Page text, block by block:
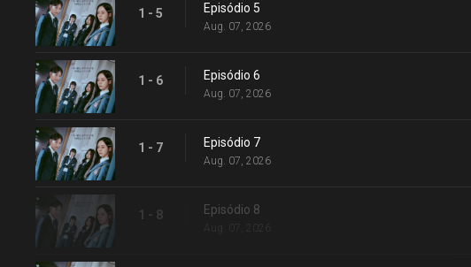
1 - 5 Episódio 5
Aug. 07, 2026
1 - 6 Episódio 6
Aug. 07, 2026
1 - 7 Episódio 7
Aug. 07, 2026
1 - 8 Episódio 8